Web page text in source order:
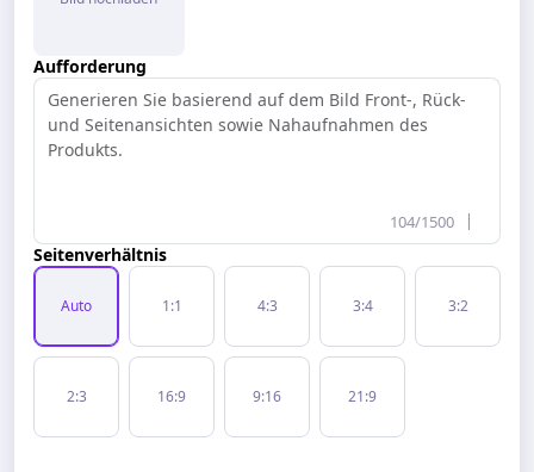
Aufforderung
104/1500
Seitenverhältnis
Auto 1:1 4:3 3:4 3:2
2:3 16:9 9:16 21:9